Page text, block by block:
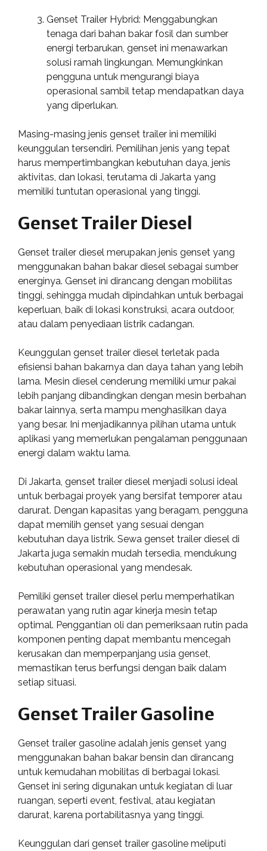
Genset Trailer Hybrid: Menggabungkan
tenaga dari bahan bakar fosil dan sumber
energi terbarukan, genset ini menawarkan
solusi ramah lingkungan. Memungkinkan
pengguna untuk mengurangi biaya
operasional sambil tetap mendapatkan daya
yang diperlukan.
Masing-masing jenis genset trailer ini memiliki
keunggulan tersendiri. Pemilihan jenis yang tepat
harus mempertimbangkan kebutuhan daya, jenis
aktivitas, dan lokasi, terutama di Jakarta yang
memiliki tuntutan operasional yang tinggi.
Genset Trailer Diesel
Genset trailer diesel merupakan jenis genset yang
menggunakan bahan bakar diesel sebagai sumber
energinya. Genset ini dirancang dengan mobilitas
tinggi, sehingga mudah dipindahkan untuk berbagai
keperluan, baik di lokasi konstruksi, acara outdoor,
atau dalam penyediaan listrik cadangan.
Keunggulan genset trailer diesel terletak pada
efisiensi bahan bakarnya dan daya tahan yang lebih
lama. Mesin diesel cenderung memiliki umur pakai
lebih panjang dibandingkan dengan mesin berbahan
bakar lainnya, serta mampu menghasilkan daya
yang besar. Ini menjadikannya pilihan utama untuk
aplikasi yang memerlukan pengalaman penggunaan
energi dalam waktu lama.
Di Jakarta, genset trailer diesel menjadi solusi ideal
untuk berbagai proyek yang bersifat temporer atau
darurat. Dengan kapasitas yang beragam, pengguna
dapat memilih genset yang sesuai dengan
kebutuhan daya listrik. Sewa genset trailer diesel di
Jakarta juga semakin mudah tersedia, mendukung
kebutuhan operasional yang mendesak.
Pemiliki genset trailer diesel perlu memperhatikan
perawatan yang rutin agar kinerja mesin tetap
optimal. Penggantian oli dan pemeriksaan rutin pada
komponen penting dapat membantu mencegah
kerusakan dan memperpanjang usia genset,
memastikan terus berfungsi dengan baik dalam
setiap situasi.
Genset Trailer Gasoline
Genset trailer gasoline adalah jenis genset yang
menggunakan bahan bakar bensin dan dirancang
untuk kemudahan mobilitas di berbagai lokasi.
Genset ini sering digunakan untuk kegiatan di luar
ruangan, seperti event, festival, atau kegiatan
darurat, karena portabilitasnya yang tinggi.
Keunggulan dari genset trailer gasoline meliputi